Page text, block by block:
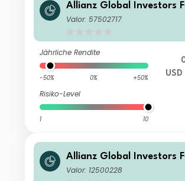
Allianz Global Investors
nz Emerging Markets
Valor: 57502717
Jährliche Rendite
-50% 0% +50%
Risiko-Level
1 10
Allianz Global Investors
nz Emerging Markets
Valor: 12500228